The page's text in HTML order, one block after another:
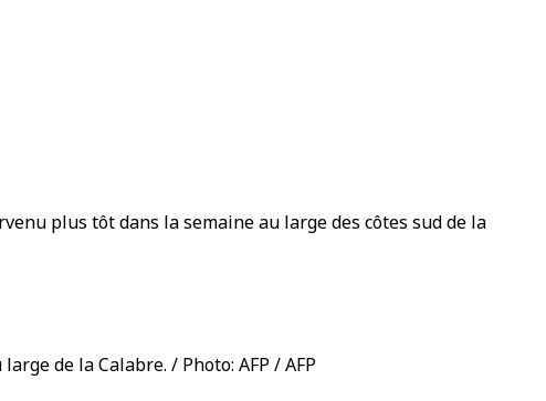
plus tôt dans la semaine au large des côtes sud de la
de la Calabre. / Photo: AFP / AFP